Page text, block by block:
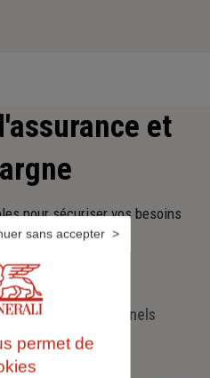
et
pour sécuriser vos besoins
ceux de demain.
Pour les professionnels
permet de
sans accepter